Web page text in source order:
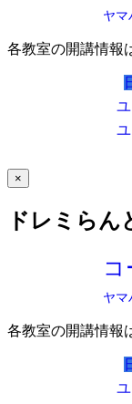
ヤマ
各教室の開講情報
×
ドレミら
コ
ヤマ
各教室の開講情報